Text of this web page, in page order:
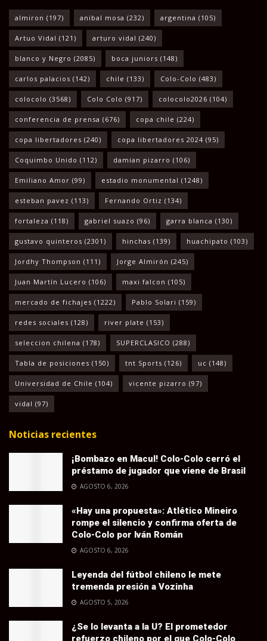
almiron (197) anibal mosa (232) argentina (105)
Artuo Vidal (121) arturo vidal (240)
blanco y Negro (2085) boca juniors (148)
carlos palacios (142) chile (133) Colo-Colo (483)
colocolo (3568) Colo Colo (917) colocolo2026 (104)
conferencia de prensa (676) copa chile (224)
copa libertadores (240) copa libertadores 2024 (95)
Coquimbo Unido (112) damian pizarro (106)
Emiliano Amor (99) estadio monumental (1248)
esteban pavez (113) Fernando Ortiz (134)
fortaleza (118) gabriel suazo (96) garra blanca (130)
gustavo quinteros (2301) hinchas (139) huachipato (103)
Jordhy Thompson (111) Jorge Almirón (245)
Juan Martín Lucero (106) maxi falcon (105)
mercado de fichajes (1222) Pablo Solari (159)
redes sociales (128) river plate (153)
seleccion chilena (178) SUPERCLASICO (288)
Tabla de posiciones (150) tnt Sports (126) uc (148)
Universidad de Chile (104) vicente pizarro (97)
vidal (97)
Noticias recientes
¡Bombazo en Macul! Colo-Colo cerró el
préstamo de jugador que viene de Brasil
AGOSTO 6, 2026
«Hay una propuesta»: Atlético Mineiro
rompe el silencio y confirma oferta de
Colo-Colo por Iván Román
AGOSTO 6, 2026
Leyenda del fútbol chileno le mete
tremenda presión a Vozinha
AGOSTO 5, 2026
¿Se lo levanta a la U? El prometedor
refuerzo chileno por el que Colo-Colo